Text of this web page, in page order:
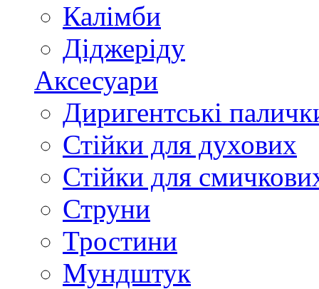
Калімби
Діджеріду
Аксесуари
Диригентські
Стійки для духових
Стійки для
Струни
Тростини
Мундштук